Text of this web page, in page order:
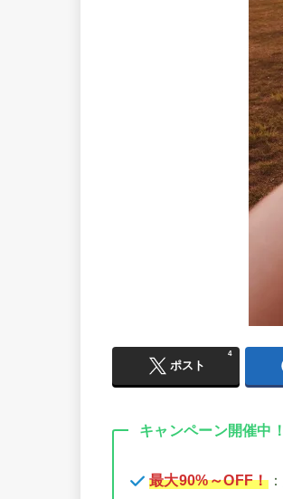
ポスト
4
キャンペーン開催中！
最大90%～OFF！：